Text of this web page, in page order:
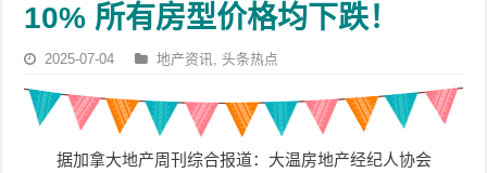
10% 所有房型价格均下跌！
2025-07-04 地产资讯,头条热点
据加拿大地产周刊综合报道： 大温房地产经纪人协会